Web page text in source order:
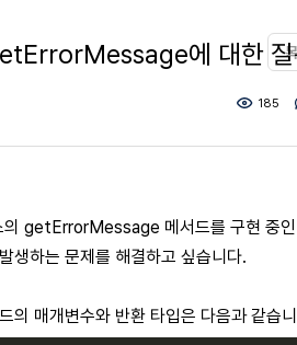
에 대한 질
185
getErrorMessage 메서드를 구현 중
생하는 문제를 해결하고 싶습니다.
매개변수와 반환 타입은 다음과 같습